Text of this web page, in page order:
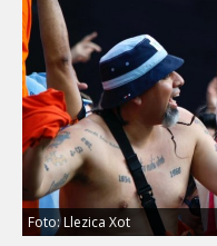
Foto: Llezica Xot